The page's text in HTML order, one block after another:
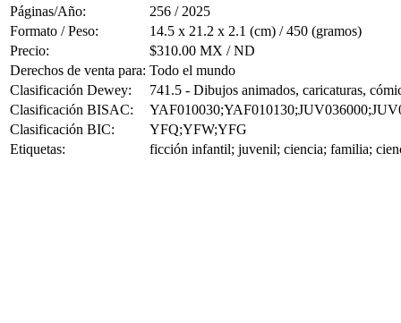
Páginas/Año:
256 / 2025
Formato / Peso:
14.5 x 21.2 x 2.1 (cm) / 450 (gramos)
Precio:
$310.00 MX / ND
Derechos de venta para: Todo el mundo
Clasificación Dewey:
741.5 - Dibujos animados, caricaturas,
Clasificación BISAC:
Clasificación BIC:
YFQ;YFW;YFG
Etiquetas:
ficción infantil; juvenil; ciencia; familia;